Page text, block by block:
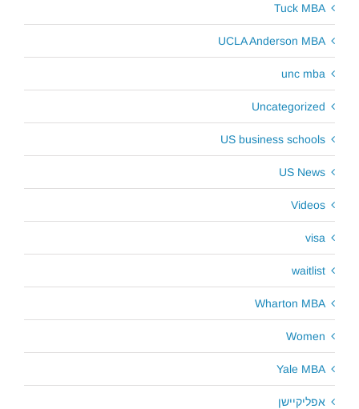
Tuck MBA
UCLA Anderson MBA
unc mba
Uncategorized
US business schools
US News
Videos
visa
waitlist
Wharton MBA
Women
Yale MBA
אפליקיישן